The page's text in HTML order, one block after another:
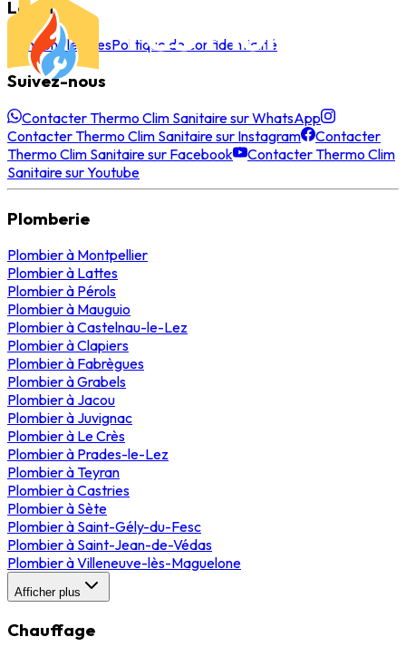
Légal
Mentions légalesPolitique de confidentialité
Suivez-nous
Contacter Thermo Clim Sanitaire sur WhatsApp
Contacter Thermo Clim Sanitaire sur Instagram
Contacter
Thermo Clim Sanitaire sur Facebook
Contacter Thermo Clim
Sanitaire sur Youtube
Plomberie
Plombierà Montpellier
Plombierà Lattes
Plombierà Pérols
Plombierà Mauguio
PlombieràCastelnau-le-Lez
PlombieràClapiers
Plombierà Fabrègues
PlombieràGrabels
Plombierà Jacou
Plombierà Juvignac
Plombierà Le Crès
Plombierà Prades-le-Lez
PlombieràTeyran
PlombieràCastries
Plombierà Sète
Plombierà Saint-Gély-du-Fesc
Plombierà Saint-Jean-de-Védas
PlombieràVilleneuve-lès-Maguelone
Afficher plus
Chauffage